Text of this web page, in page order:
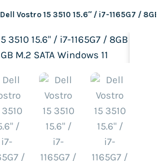
Dell Vostro 15 3510 15.6″ / i7-1165G7 / 8GB